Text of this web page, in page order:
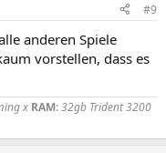
#9
anderen Spiele
vorstellen, dass es
x RAM:32gb Trident 3200